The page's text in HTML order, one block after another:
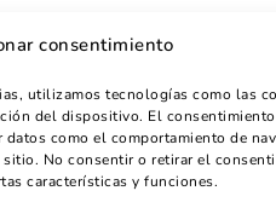
consentimiento
utilizamos tecnologías como las
del dispositivo. El
como el comportamiento de
No consentir o retirar el
características y funciones.